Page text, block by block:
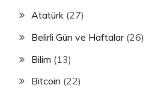
Atatürk (27)
Belirli Gün ve Haftalar(26)
Bilim (13)
Bitcoin (22)